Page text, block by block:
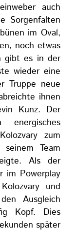
auch
Sorgenfalten
im Oval,
noch etwas
gibt es in der
wieder eine
Truppe neue
ihnen
Kunz. Der
zum
Team
Als der
im Powerplay
und
Ausgleich
Kopf. Dies
später